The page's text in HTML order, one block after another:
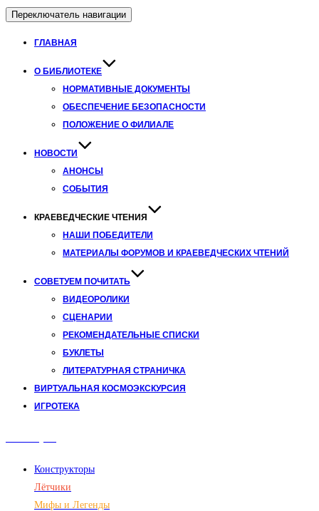
Переключатель навигации
ГЛАВНАЯ
О БИБЛИОТЕКЕ
НОРМАТИВНЫЕ ДОКУМЕНТЫ
ОБЕСПЕЧЕНИЕ БЕЗОПАСНОСТИ
ПОЛОЖЕНИЕ О ФИЛИАЛЕ
НОВОСТИ
АНОНСЫ
СОБЫТИЯ
КРАЕВЕДЧЕСКИЕ ЧТЕНИЯ
НАШИ ПОБЕДИТЕЛИ
МАТЕРИАЛЫ ФОРУМОВ И КРАЕВЕДЧЕСКИХ ЧТЕНИЙ
СОВЕТУЕМ ПОЧИТАТЬ
ВИДЕОРОЛИКИ
СЦЕНАРИИ
РЕКОМЕНДАТЕЛЬНЫЕ СПИСКИ
БУКЛЕТЫ
ЛИТЕРАТУРНАЯ СТРАНИЧКА
ВИРТУАЛЬНАЯ КОСМОЭКСКУРСИЯ
ИГРОТЕКА
Конструкторы
Лётчики
Мифы и Легенды